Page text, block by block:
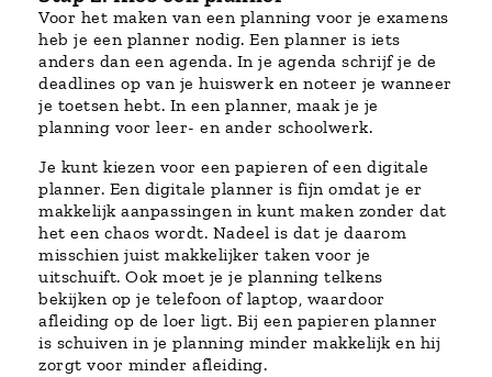
Voor het maken van een planning voor je examens
heb je een planner nodig. Een planner is iets
anders dan een agenda. In je agenda schrijf je de
deadlines op van je huiswerk en noteer je wanneer
je toetsen hebt. In een planner, maak je je
planning voor leer- en ander schoolwerk.
Je kunt kiezen voor een papieren of een digitale
planner. Een digitale planner is fijn omdat je er
makkelijk aanpassingen in kunt maken zonder dat
het een chaos wordt. Nadeel is dat je daarom
misschien juist makkelijker taken voor je
uitschuift. Ook moet je je planning telkens
bekijken op je telefoon of laptop, waardoor
afleiding op de loer ligt. Bij een papieren planner
is schuiven in je planning minder makkelijk en hij
zorgt voor minder afleiding.